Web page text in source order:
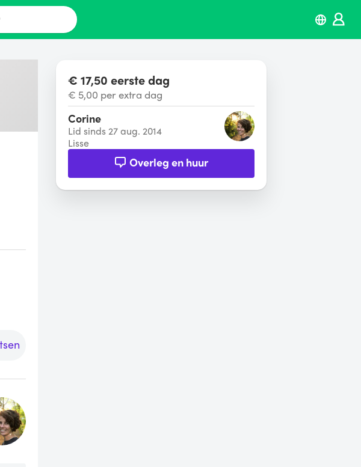
€ 17,50 eerste dag
€ 5,00 per extra dag
Corine
Lid sinds 27 aug. 2014
Lisse
Overleg en huur